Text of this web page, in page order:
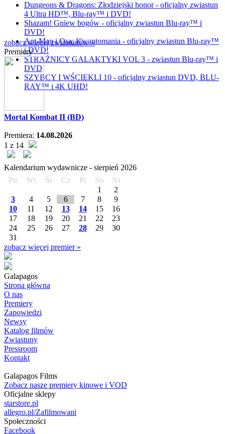
Dungeons & Dragons: Złodziejski honor - oficjalny zwiastun
4 Ultra HD™, Blu-ray™ i DVD!
Shazam! Gniew bogów - oficjalny zwiastun Blu-ray™ i
DVD!
Ant-Man i Osa: Kwantomania - oficjalny zwiastun Blu-ray™
i DVD!
STRAŻNICY GALAKTYKI VOL 3 - zwiastun Blu-ray™ i
DVD
SZYBCY I WŚCIEKLI 10 - oficjalny zwiastun DVD, BLU-
RAY™ i 4K UHD!
zobacz więcej zwiastunów »
Premiery
Mortal Kombat II (BD)
Premiera: 14.08.2026
1 z 14
Kalendarium wydawnicze - sierpień 2026
Pn
Wt Śr Cz Pi So
Ni
1
2
3
4 5 6 7 8
9
10
11 12 13 14 15
16
17
18 19 20 21 22
23
24
25 26 27 28 29
30
31
zobacz więcej premier »
Galapagos
Strona główna
O nas
Premiery
Zapowiedzi
Newsy
Katalog filmów
Zwiastuny
Pressroom
Kontakt
Galapagos Films
Zobacz nasze premiery kinowe i VOD
Oficjalne sklepy
starstore.pl
allegro.pl/Zafilmowani
Społeczności
Facebook